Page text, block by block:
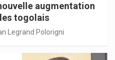
augmentation
togolais
Legrand Polorigni